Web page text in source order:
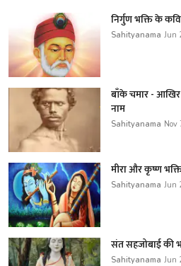
निर्गुण भक्ति के
Sahityanama Jun
बाँके चमार - आखिर
नाम
Sahityanama Nov
मीरा और कृष्ण
Sahityanama Jun
संत सहजोबाई की
Sahityanama Jun